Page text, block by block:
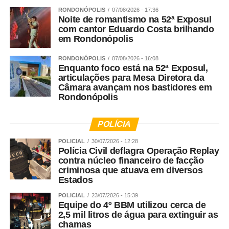
Veja Mais:
Cira-MT deflagra nova operação
contra produtores rurais e empresários
Agora vamos falar do Nudem. Quais são as maiores
demandas do Núcleo?
Rosana Leite – A criação do Nudem aconteceu em 2014,
advento da LMP. A DPEMT foi uma das primeiras do
a partir de 2014. Nacionalmente a Defensoria Pública fez
questão de ampliar o atendimento das mulheres. A LMP
foi tão de vanguarda que ela trouxe a necessidade das
Varas de Justiça, dos Juizados dentro do Poder Judiciário
e dentro da Defensoria Pública de termos núcleos de
atendimento especializados. Tivemos o aumento das
Delegacias Especializadas e toda essa gama do Sistema
RONDONÓPOLIS 07/08/2026 - 17:36
Noite de romantismo na 52ª Exposul
com cantor Eduardo Costa brilhando
em Rondonópolis
RONDONÓPOLIS 07/08/2026 - 16:08
Enquanto foco está na 52ª Exposul,
articulações para Mesa Diretora da
Câmara avançam nos bastidores em
Rondonópolis
POLÍCIA
POLICIAL 30/07/2026 - 12:28
Polícia Civil deflagra Operação Replay
contra núcleo financeiro de facção
criminosa que atuava em diversos
Estados
POLICIAL 23/07/2026 - 15:39
Equipe do 4º BBM utilizou cerca de
2,5 mil litros de água para extinguir as
chamas